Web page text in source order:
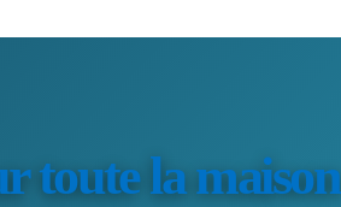
toute la maison